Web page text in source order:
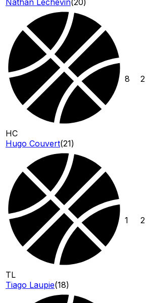
Nathan Lechevin(20)
HC
Hugo Couvert(21)
8 2
TL
Tiago Laupie(18)
1 2